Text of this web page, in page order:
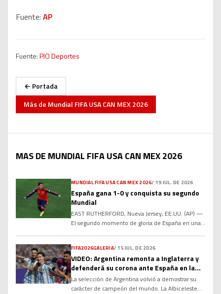
Fuente: AP
Fuente:PIO Deportes
← Portada
Más de Mundial FIFA USA CAN MEX 2026
MAS DE MUNDIAL FIFA USA CAN MEX 2026
MUNDIAL FIFA USA CAN MEX 2026/ 19 JUL. DE 2026
España gana 1-0 y conquista su segundo
Mundial
EAST RUTHERFORD, Nueva Jersey, EE.UU. (AP) —
El segundo momento de gloria de España en una
anotar a los 106 minutos el gol que le dio el
domingo a la Roja la victoria 1-0 ante […]
FIFA2026GALERIA/ 15 JUL. DE 2026
VIDEO: Argentina remonta a Inglaterra y
defenderá su corona ante España en la
gran final del Mundial 2026
La selección de Argentina volvió a demostrar su
carácter de campeón del mundo. La Albiceleste